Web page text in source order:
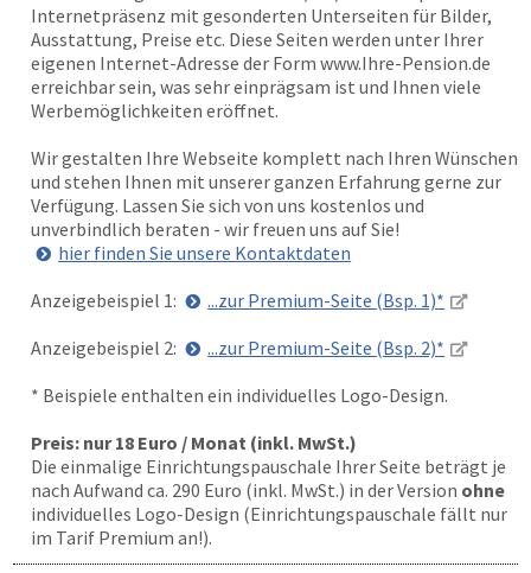
Internetpräsenz mit gesonderten Unterseiten für Bilder,
Ausstattung, Preise etc. Diese Seiten werden unter Ihrer
eigenen Internet-Adresse der Form www.Ihre-Pension.de
erreichbar sein, was sehr einprägsam ist und Ihnen viele
Werbemöglichkeiten eröffnet.
Wir gestalten Ihre Webseite komplett nach Ihren Wünschen
und stehen Ihnen mit unserer ganzen Erfahrung gerne zur
Verfügung. Lassen Sie sich von uns kostenlos und
unverbindlich beraten - wir freuen uns auf Sie!
hier finden Sie unsere Kontaktdaten
Anzeigebeispiel 1:
...zur Premium-Seite (Bsp. 1)*
Anzeigebeispiel 2:
...zur Premium-Seite (Bsp. 2)*
* Beispiele enthalten ein individuelles Logo-Design.
Preis: nur 18 Euro / Monat (inkl. MwSt.)
Die einmalige Einrichtungspauschale Ihrer Seite beträgt je
nach Aufwand ca. 290 Euro (inkl. MwSt.) in der Version ohne
individuelles Logo-Design (Einrichtungspauschale fällt nur
im Tarif Premium an!).